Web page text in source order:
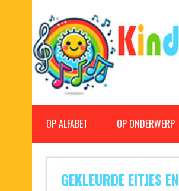
Kinderliedjes
OP ALFABET OP ONDERWERP
GEKLEURDE EITJES